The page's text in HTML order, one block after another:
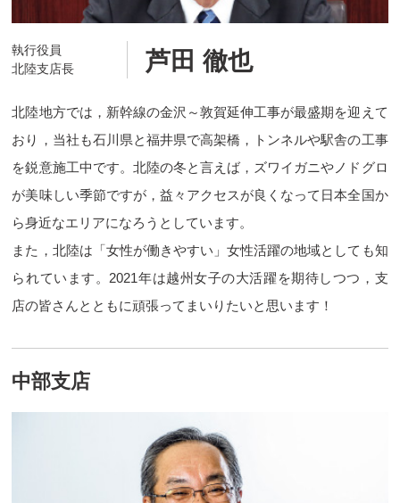
執行役員
北陸支店長
芦田 徹也
北陸地方では，新幹線の金沢～敦賀延伸工事が最盛期を迎えて
おり，当社も石川県と福井県で高架橋，トンネルや駅舎の工事
を鋭意施工中です。北陸の冬と言えば，ズワイガニやノドグロ
が美味しい季節ですが，益々アクセスが良くなって日本全国か
ら身近なエリアになろうとしています。
また，北陸は「女性が働きやすい」女性活躍の地域としても知
られています。2021年は越州女子の大活躍を期待しつつ，支
店の皆さんとともに頑張ってまいりたいと思います！
中部支店